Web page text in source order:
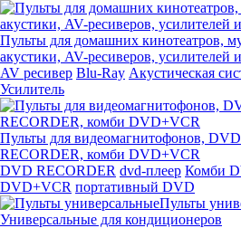
Пульты для домашних кинотеатров,
акустики, AV-ресиверов, усилителей
AV ресивер Blu-Ray Акустическая
Усилитель
Пульты для видеомагнитофонов,
RECORDER, комби DVD+VCR
DVD RECORDER dvd-плеер Комби
DVD+VCR портативный DVD
Пульты
Универсальные для кондиционеров